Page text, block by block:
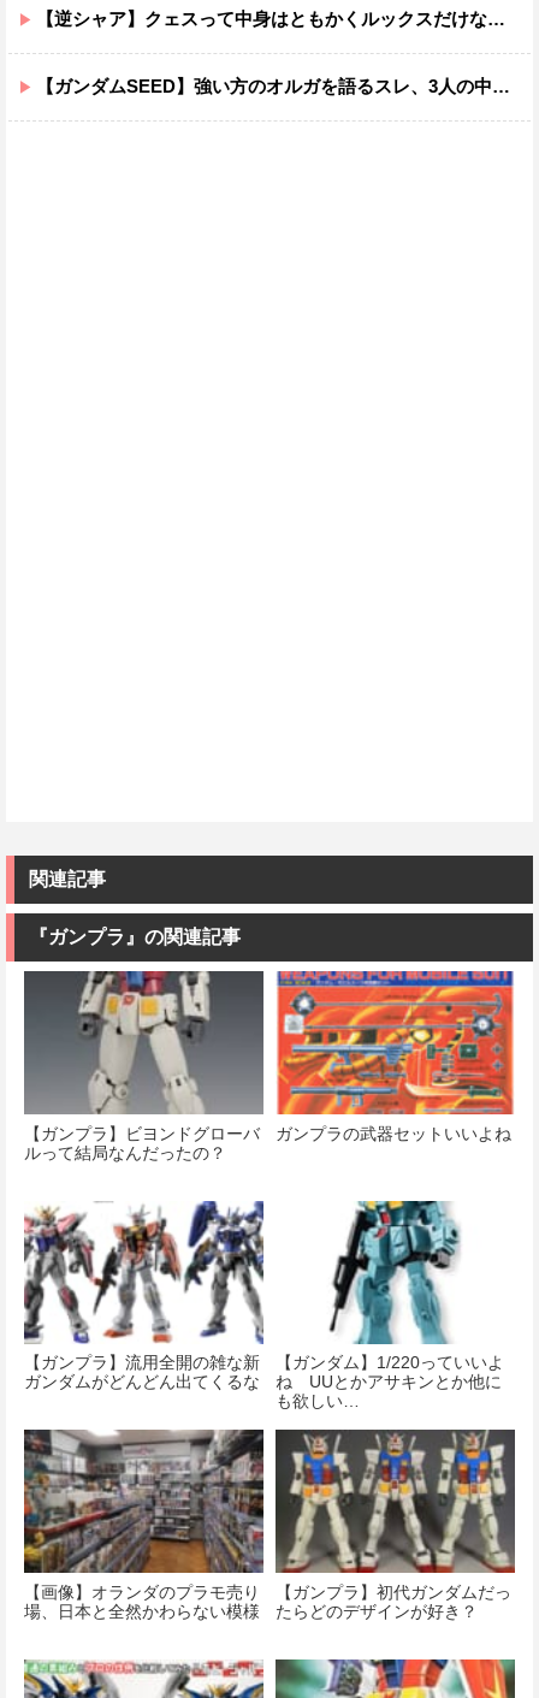
【逆シャア】クェスって中身はともかくルックスだけなら最高だな
【ガンダムSEED】強い方のオルガを語るスレ、3人の中でも強化は一番されてない方
関連記事
『ガンプラ』の関連記事
【ガンプラ】ビヨンドグローバ
ルって結局なんだったの？
ガンプラの武器セットいいよね
【ガンプラ】流用全開の雑な新
ガンダムがどんどん出てくるな
【ガンダム】1/220っていいよ
ね UUとかアサキンとか他に
も欲しい…
【画像】オランダのプラモ売り
場、日本と全然かわらない模様
【ガンプラ】初代ガンダムだっ
たらどのデザインが好き？